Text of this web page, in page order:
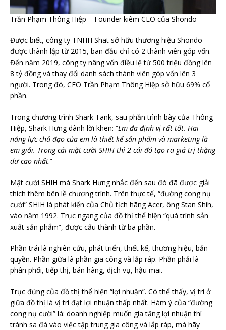
Trần Phạm Thông Hiệp – Founder kiêm CEO của Shondo
Được biết, công ty TNHH Shat sở hữu thương hiệu Shondo
được thành lập từ 2015, ban đầu chỉ có 2 thành viên góp vốn.
Đến năm 2019, công ty nâng vốn điều lệ từ 500 triệu đồng lên
8 tỷ đồng và thay đổi danh sách thành viên góp vốn lên 3
người. Trong đó, CEO Trần Phạm Thông Hiệp sở hữu 69% cổ
phần.
Trong chương trình Shark Tank, sau phần trình bày của Thông
Hiệp, Shark Hưng dành lời khen: “Em đã định vị rất tốt. Hai
năng lực chủ đạo của em là thiết kế sản phẩm và marketing là
em giỏi. Trong cái mặt cười SHIH thì 2 cái đó tạo ra giá trị thặng
dư cao nhất.”
Mặt cười SHIH mà Shark Hưng nhắc đến sau đó đã được giải
thích thêm bên lề chương trình. Trên thực tế, “đường cong nụ
cười” SHIH là phát kiến của Chủ tịch hãng Acer, ông Stan Shih,
vào năm 1992. Trục ngang của đồ thị thể hiện “quá trình sản
xuất sản phẩm”, được cấu thành từ ba phần.
Phần trái là nghiên cứu, phát triển, thiết kế, thương hiệu, bản
quyền. Phần giữa là phần gia công và lắp ráp. Phần phải là
phân phối, tiếp thị, bán hàng, dịch vụ, hậu mãi.
Trục đứng của đồ thị thể hiện “lợi nhuận”. Có thể thấy, vị trí ở
giữa đồ thị là vị trí đạt lợi nhuận thấp nhất. Hàm ý của “đường
cong nụ cười” là: doanh nghiệp muốn gia tăng lợi nhuận thì
tránh sa đà vào việc tập trung gia công và lắp ráp, mà hãy